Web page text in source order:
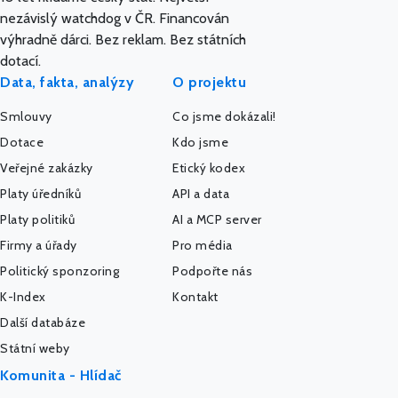
nezávislý watchdog v ČR. Financován
výhradně dárci. Bez reklam. Bez státních
dotací.
Data, fakta, analýzy
Smlouvy
Dotace
Veřejné zakázky
Platy úředníků
Platy politiků
Firmy a úřady
Politický sponzoring
K-Index
Další databáze
Státní weby
O projektu
Co jsme dokázali!
Kdo jsme
Etický kodex
API a data
AI a MCP server
Pro média
Podpořte nás
Kontakt
Komunita - Hlídač